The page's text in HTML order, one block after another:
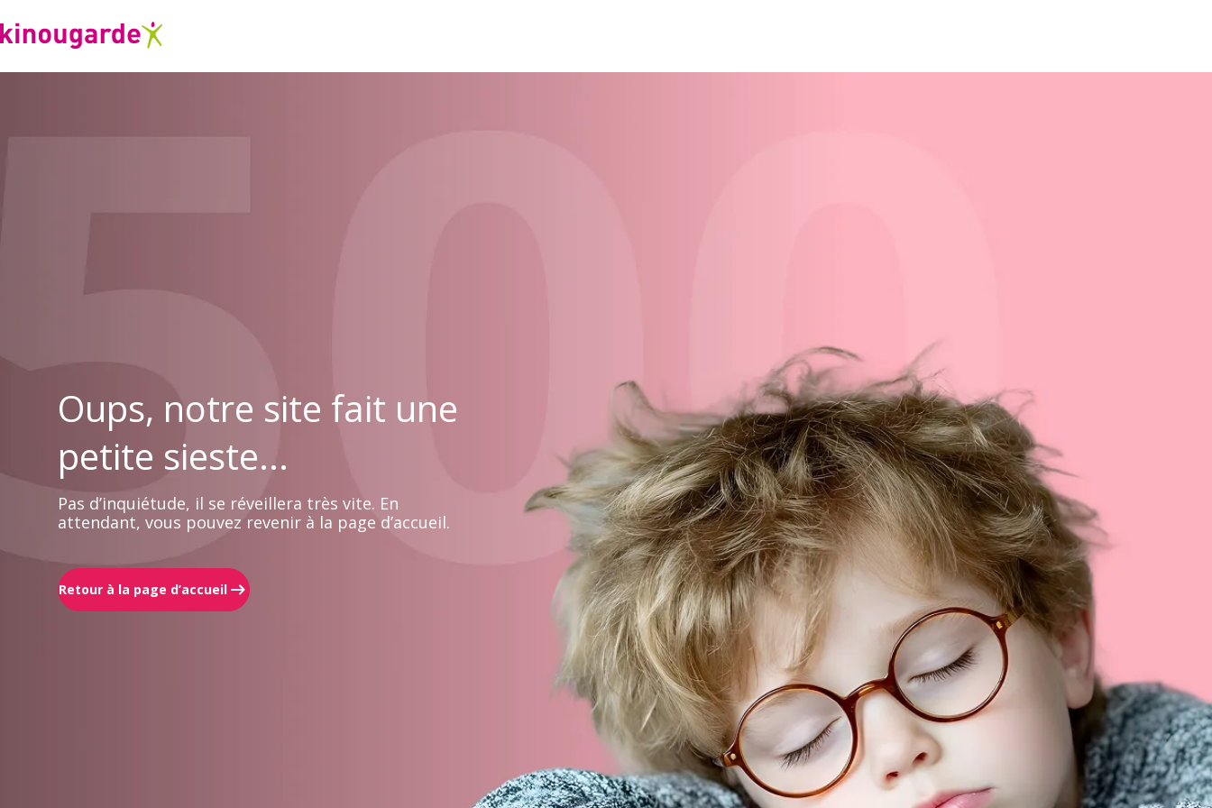
Oups, notre site fait une
petite sieste...
Pas d’inquiétude, il se réveillera très vite. En
attendant, vous pouvez revenir à la page d’accueil.
Retour à la page d’accueil